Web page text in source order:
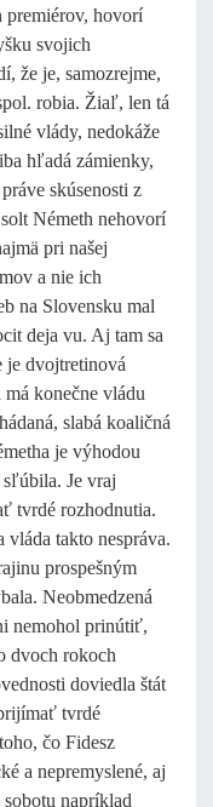
premiérov, hovorí
svojich
že je, samozrejme,
robia. Žiaľ, len tá
vlády, nedokáže
hľadá zámienky,
skúsenosti z
Németh nehovorí
pri našej
a nie ich
na Slovensku mal
deja vu. Aj tam sa
je dvojtretinová
konečne vládu
slabá koaličná
je výhodou
Je vraj
tvrdé rozhodnutia.
vláda takto nespráva.
prospešným
Neobmedzená
nemohol prinútiť,
dvoch rokoch
doviedla štát
tvrdé
čo Fidesz
a nepremyslené, aj
napríklad